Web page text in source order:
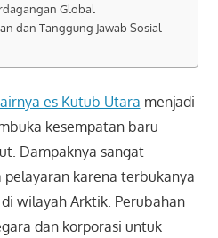
Global
dan Tanggung Jawab Sosial
es Kutub Utara menjadi
kesempatan baru
Dampaknya sangat
karena terbukanya
wilayah Arktik. Perubahan
dan korporasi untuk